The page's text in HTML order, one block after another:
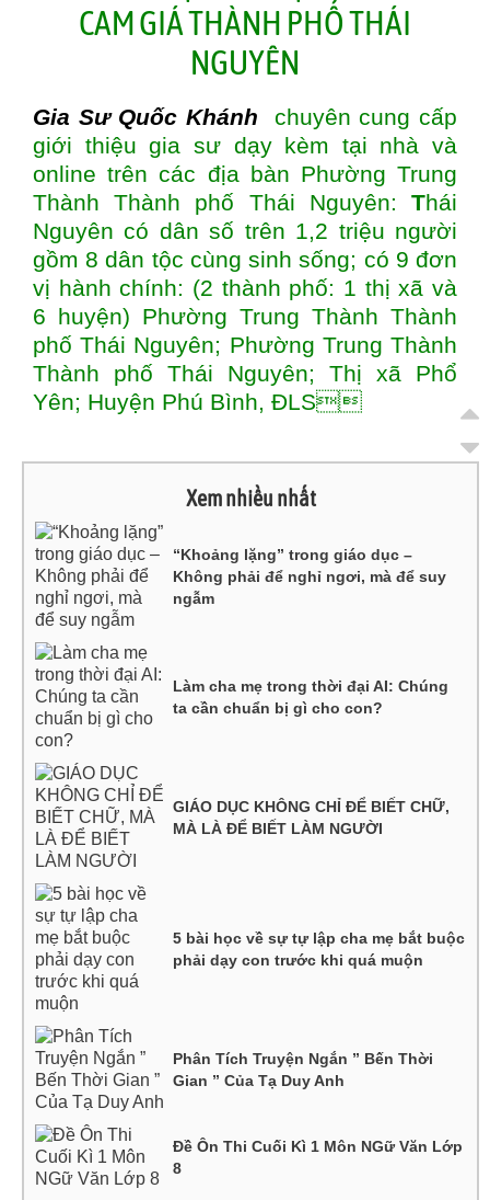
Gia Sư Quốc Khánh chuyên cung cấp
giới thiệu gia sư dạy kèm tại nhà và
online trên các địa bàn Phường Trung
Thành Thành phố Thái Nguyên: Thái
Nguyên có dân số trên 1,2 triệu người
gồm 8 dân tộc cùng sinh sống; có 9 đơn
vị hành chính: (2 thành phố: 1 thị xã và
6 huyện) Phường Trung Thành Thành
phố Thái Nguyên; Phường Trung Thành
Thành phố Thái Nguyên; Thị xã Phổ
Yên; Huyện Phú Bình, ĐLS
Xem nhiều nhất
“Khoảng lặng” trong giáo dục –
Không phải để nghỉ ngơi, mà để suy
ngẫm
Làm cha mẹ trong thời đại AI: Chúng
ta cần chuẩn bị gì cho con?
GIÁO DỤC KHÔNG CHỈ ĐỂ BIẾT CHỮ,
MÀ LÀ ĐỂ BIẾT LÀM NGƯỜI
5 bài học về sự tự lập cha mẹ bắt buộc
phải dạy con trước khi quá muộn
Phân Tích Truyện Ngắn ” Bến Thời
Gian ” Của Tạ Duy Anh
Đề Ôn Thi Cuối Kì 1 Môn NGữ Văn Lớp
8